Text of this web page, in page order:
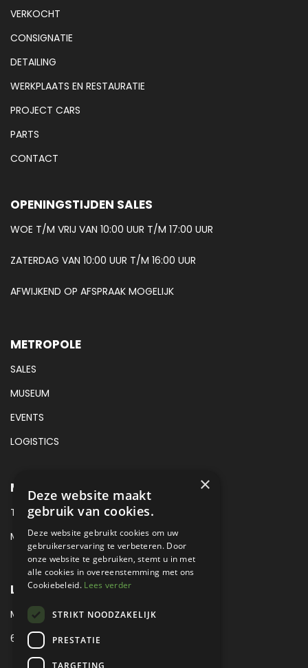
VERKOCHT
CONSIGNATIE
DETAILING
WERKPLAATS EN RESTAURATIE
PROJECT CARS
PARTS
CONTACT
OPENINGSTIJDEN SALES
WOE T/M VRIJ VAN 10:00 UUR T/M 17:00 UUR
ZATERDAG VAN 10:00 UUR T/M 16:00 UUR
AFWIJKEND OP AFSPRAAK MOGELIJK
METROPOLE
SALES
MUSEUM
EVENTS
LOGISTICS
METROPOLE SALES CONTACT
TEL:+31 (0) 88 425 94 00
MAIL:SALES@METROPOLE.NL
LOCATIE
MEUBELLAAN 1 / VIA ENZO FERRARI
6651 KV DRUTEN / THE NETHERLANDS
×
Deze website maakt
gebruik van cookies.
Deze website gebruikt cookies om uw
gebruikerservaring te verbeteren. Door
onze website te gebruiken, stemt u in met
alle cookies in overeenstemming met ons
Cookiebeleid. Lees verder
STRIKT NOODZAKELIJK
PRESTATIE
TARGETING